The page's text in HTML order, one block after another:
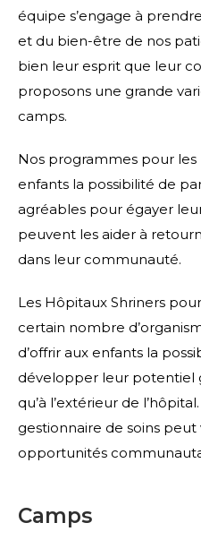
équipe s’engage à
et du bien-être de nos
bien leur esprit que leur
proposons une grande
camps.
Nos programmes pour
enfants la possibilité de
agréables pour égayer
peuvent les aider à
dans leur communauté.
Les Hôpitaux Shriners
certain nombre
d’offrir aux enfants la
développer leur potentiel
qu’à l’extérieur de
gestionnaire de soins peut
opportunités
Camps